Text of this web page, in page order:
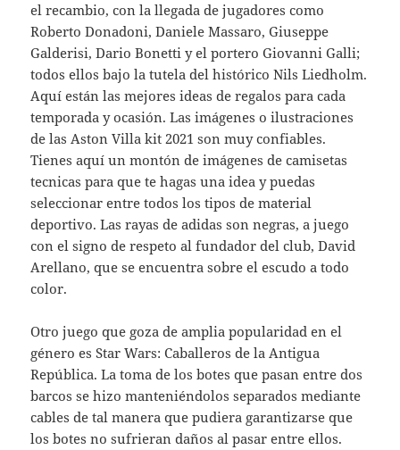
el recambio, con la llegada de jugadores como
Roberto Donadoni, Daniele Massaro, Giuseppe
Galderisi, Dario Bonetti y el portero Giovanni Galli;
todos ellos bajo la tutela del histórico Nils Liedholm.
Aquí están las mejores ideas de regalos para cada
temporada y ocasión. Las imágenes o ilustraciones
de las Aston Villa kit 2021 son muy confiables.
Tienes aquí un montón de imágenes de camisetas
tecnicas para que te hagas una idea y puedas
seleccionar entre todos los tipos de material
deportivo. Las rayas de adidas son negras, a juego
con el signo de respeto al fundador del club, David
Arellano, que se encuentra sobre el escudo a todo
color.
Otro juego que goza de amplia popularidad en el
género es Star Wars: Caballeros de la Antigua
República. La toma de los botes que pasan entre dos
barcos se hizo manteniéndolos separados mediante
cables de tal manera que pudiera garantizarse que
los botes no sufrieran daños al pasar entre ellos.